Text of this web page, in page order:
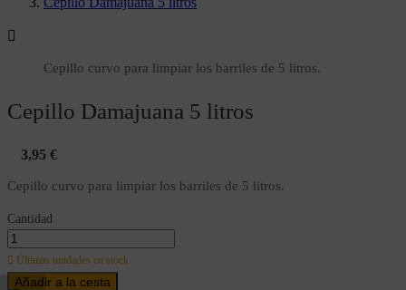

Cepillo curvo para limpiar los barriles de 5 litros.
Cepillo Damajuana 5 litros
3,95 €
Cepillo curvo para limpiar los barriles de 5 litros.
Cantidad
 Últimas unidades en stock
Añadir a la cesta